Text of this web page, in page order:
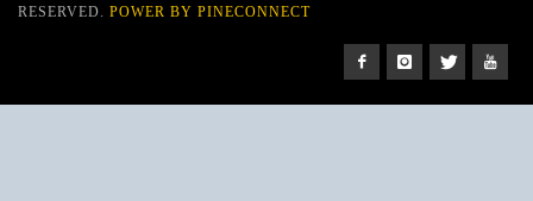
RESERVED. POWER BY PINECONNECT